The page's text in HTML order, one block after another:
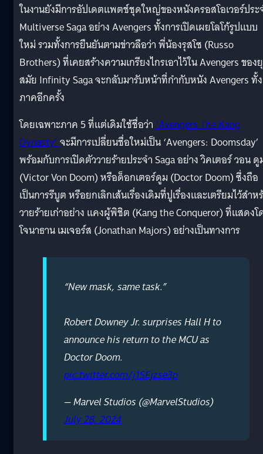
ในงานยังมีการอัปเดตแพตช์ชุดใหญ่ของหนังครอสโอเวอร์ประ
Multiverse Saga อย่าง Avengers ทั้งการเปิดเผยโลโก้รูปแบบ
ใหม่ รวมทั้งการยืนยันตามข่าวลือว่า พี่น้องรุสโซ (Russo
Brothers) ที่เคยสร้างความเกรียงไกรเอาไว้ใน Avengers ของ
สมัย Infinity Saga จะกลับมารับหน้าที่กำกับหนัง Avengers ทั้
ภาคอีกครั้ง
โดยเฉพาะภาค 5 ที่แต่เดิมใช้ชื่อว่า‘Avengers The Kang
Dynasty’จะมีการเปลี่ยนชื่อใหม่เป็น ‘Avengers: Doomsday’
พร้อมกับการเปิดตัววายร้ายประจำ Saga อย่าง วิคเตอร์ วอน
(Victor Von Doom) หรือด็อกเตอร์ดูม (Doctor Doom) ซึ่งถือ
เป็นการรีบูต หรือยกเลิกเส้นเรื่องเดิมที่ปูเรื่องและเตรียมไว้สำห
วายร้ายเก่าอย่าง แคงผู้พิชิต (Kang the Conqueror) ที่แสดง
โจนาธาน เมเจอร์ส (Jonathan Majors) อย่างเป็นทางการ
“New mask, same task.”
Robert Downey Jr. surprises Hall H to
announce his return to the MCU as
Doctor Doom.
pic.twitter.com/j1SEjzse3p
— Marvel Studios (@MarvelStudios)
July 28, 2024